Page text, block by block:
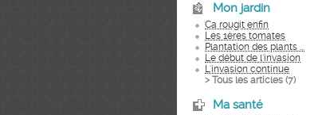
Mon jardin
Ca rougit enfin
Les 1ères tomates
Plantation des plants ...
Le début de l'invasion
L'invasion continue
> Tous les articles (7)
Ma santé